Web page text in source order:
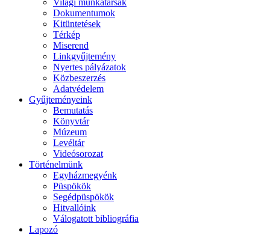
Világi munkatársak
Dokumentumok
Kitüntetések
Térkép
Miserend
Linkgyűjtemény
Nyertes pályázatok
Közbeszerzés
Adatvédelem
Gyűjteményeink
Bemutatás
Könyvtár
Múzeum
Levéltár
Videósorozat
Történelmünk
Egyházmegyénk
Püspökök
Segédpüspökök
Hitvallóink
Válogatott bibliográfia
Lapozó